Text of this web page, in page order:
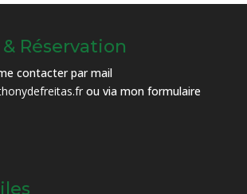
Réservation
contacter par mail
ou via mon formulaire